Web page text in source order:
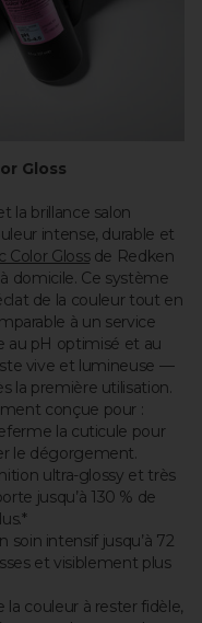
Gloss
la brillance salon
intense, durable et
Color Glossde Redken
domicile. Ce système
de la couleur tout en
à un service
au pH optimisé et au
vive et lumineuse —
la première utilisation.
conçue pour :
la cuticule pour
le dégorgement.
ultra-glossy et très
jusqu’à 130 % de
soin intensif jusqu’à 72
et visiblement plus
la couleur à rester fidèle,